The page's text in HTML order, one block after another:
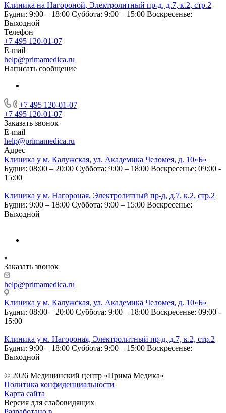
Клиника на Нагороной, Электролитный пр-д, д.7, к.2, стр.2
Будни: 9:00 – 18:00 Суббота: 9:00 – 15:00 Воскресенье:
Выходной
Телефон
+7 495 120-01-07
E-mail
help@primamedica.ru
Написать сообщение
+7 495 120-01-07
+7 495 120-01-07
Заказать звонок
E-mail
help@primamedica.ru
Адрес
Клиника у м. Калужская, ул. Академика Челомея, д. 10«Б»
Будни: 08:00 – 20:00 Суббота: 9:00 – 18:00 Воскресенье: 09:00 -
15:00
Клиника у м. Нагороная, Электролитный пр-д, д.7, к.2, стр.2
Будни: 9:00 – 18:00 Суббота: 9:00 – 15:00 Воскресенье:
Выходной
Заказать звонок
help@primamedica.ru
Клиника у м. Калужская, ул. Академика Челомея, д. 10«Б»
Будни: 08:00 – 20:00 Суббота: 9:00 – 18:00 Воскресенье: 09:00 -
15:00
Клиника у м. Нагороная, Электролитный пр-д, д.7, к.2, стр.2
Будни: 9:00 – 18:00 Суббота: 9:00 – 15:00 Воскресенье:
Выходной
© 2026 Медицинский центр «Прима Медика»
Политика конфиденциальности
Карта сайта
Версия для слабовидящих